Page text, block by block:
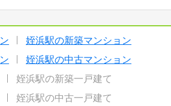
姪浜駅の新築マンション
姪浜駅の中古マンション
姪浜駅の新築一戸建て
姪浜駅の中古一戸建て